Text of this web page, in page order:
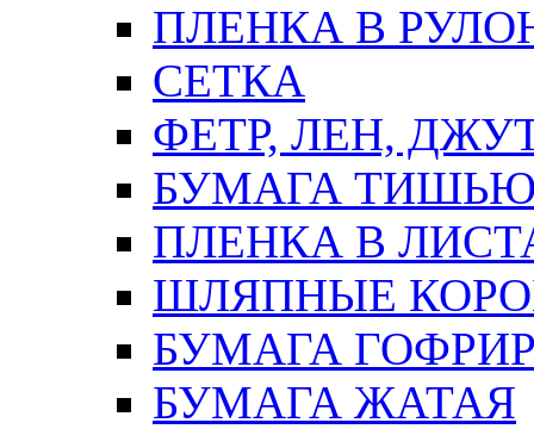
ПЛЕНКА В
СЕТКА
ФЕТР, ЛЕН,
БУМАГА
ПЛЕНКА В
ШЛЯПНЫЕ
БУМАГА
БУМАГА ЖАТАЯ